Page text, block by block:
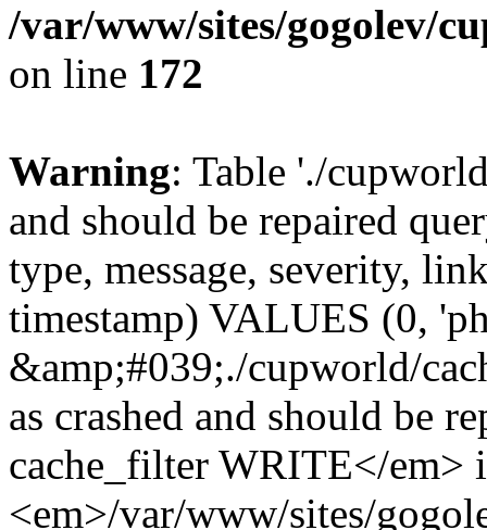
/var/www/sites/gogolev/
on line 172
Warning: Table './
and should be repaired
type, message, severity,
timestamp) VALUES (0,
&amp;#039;./cupworld/
as crashed and should be
cache_filter WRITE</em>
<em>/var/www/sites/